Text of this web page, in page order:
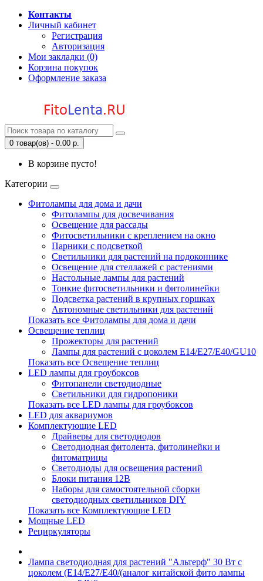
Контакты
Личный кабинет
Регистрация
Авторизация
Мои закладки (0)
Корзина покупок
Оформление заказа
0 товар(ов) - 0.00 р.
В корзине пусто!
Категории
Фитолампы для дома и дачи
Фитолампы для досвечивания
Освещение для рассады
Фитосветильники с креплением на окно
Парники с подсветкой
Светильники для растений на подоконнике
Освещение для стеллажей с растениями
Настольные лампы для растений
Тонкие фитосветильники и фитолинейки
Подсветка растений в крупных горшках
Автономные светильники для растений
Показать все Фитолампы для дома и дачи
Освещение теплиц
Прожекторы для растений
Лампы для растений с цоколем Е14/Е27/Е40/GU10
Показать все Освещение теплиц
LED лампы для гроубоксов
Фитопанели светодиодные
Светильники для гидропоники
Показать все LED лампы для гроубоксов
LED для аквариумов
Комплектующие LED
Драйверы для светодиодов
Светодиодная фитолента, фитолинейки и
фитоматрицы
Светодиоды для освещения растений
Блоки питания 12В
Наборы для самостоятельной сборки
светодиодных светильников DIY
Показать все Комплектующие LED
Мощные LED
Рециркуляторы
Лампа светодиодная для растений "Альтерф" 30 Вт с
цоколем (Е14/Е27/Е40/(аналог китайской фито лампы